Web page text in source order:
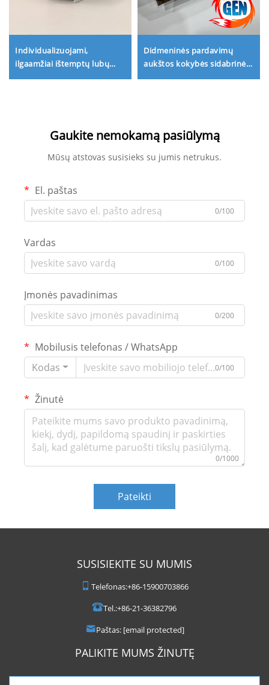
Individualizuojami,
ilgaamžiai ištemptų lubų
Didmeninės pardavimų
aukštos kokybės sidabrinės
Gaukite nemokamą pasiūlymą
Mūsų atstovas susisieks su jumis netrukus.
El. paštas
0/100
Vardas
0/100
Įmonės pavadinimas
0/200
Mobilusis telefonas / WhatsApp
Kodas
0/100
Žinutė
0/1000
Pateikti
SUSISIEKITE SU MUMIS
Telefonas:+86-15900703866
Tel.:+86-21-36382796
Paštas: [email protected]
PALIKITE MUMS ŽINUTĘ